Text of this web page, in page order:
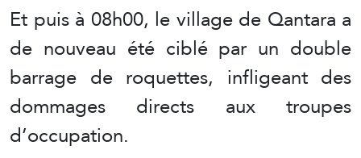
Et puis à 08h00, le village de Qantara a
de nouveau été ciblé par un double
barrage de roquettes, infligeant des
dommages directs aux troupes
d’occupation.